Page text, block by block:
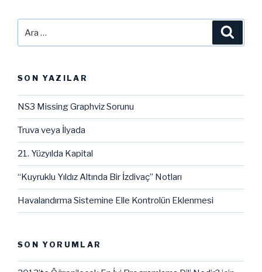
SON YAZILAR
NS3 Missing Graphviz Sorunu
Truva veya İlyada
21. Yüzyılda Kapital
“Kuyruklu Yıldız Altında Bir İzdivaç” Notları
Havalandırma Sistemine Elle Kontrolün Eklenmesi
SON YORUMLAR